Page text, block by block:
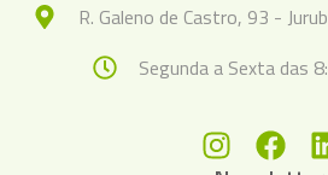
R. Galeno de Castro, 93 -
Segunda a Sexta das